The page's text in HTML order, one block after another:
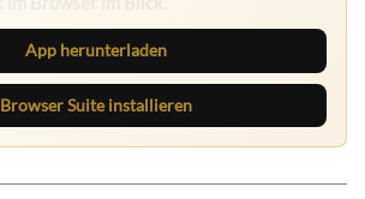
App herunterladen
Browser Suite installieren